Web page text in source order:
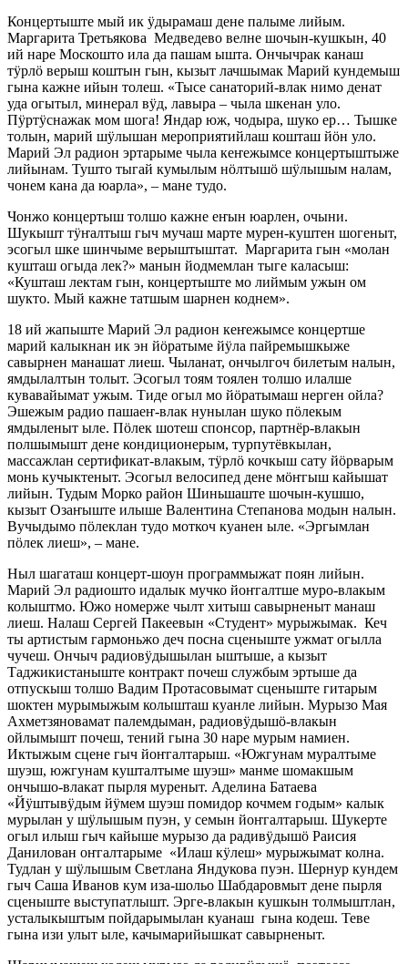
Концертыште мый ик ӱдырамаш дене палыме лийым.
Маргарита Третьякова Медведево велне шочын-кушкын, 40
ий наре Москошто ила да пашам ышта. Ончычрак канаш
тӱрлӧ верыш коштын гын, кызыт лачшымак Марий кундемыш
гына кажне ийын толеш. «Тысе санаторий-влак нимо денат
уда огытыл, минерал вӱд, лавыра – чыла шкенан уло.
Пӱртӱснажак мом шога! Яндар юж, чодыра, шуко ер… Тышке
толын, марий шӱлышан мероприятийлаш кошташ йӧн уло.
Марий Эл радион эртарыме чыла кеҥежымсе концертыштыже
лийынам. Тушто тыгай кумылым нӧлтышӧ шӱлышым налам,
чонем кана да юарла», – мане тудо.
Чонжо концертыш толшо кажне еҥын юарлен, очыни.
Шукышт тӱҥалтыш гыч мучаш марте мурен-куштен шогеныт,
эсогыл шке шинчыме верыштыштат. Маргарита гын «молан
кушташ огыда лек?» манын йодмемлан тыге каласыш:
«Кушташ лектам гын, концертыште мо лиймым ужын ом
шукто. Мый кажне татшым шарнен коднем».
18 ий жапыште Марий Эл радион кеҥежымсе концертше
марий калыкнан ик эн йӧратыме йӱла пайремышкыже
савырнен манашат лиеш. Чыланат, ончылгоч билетым налын,
ямдылалтын толыт. Эсогыл тоям тоялен толшо илалше
кувавайымат ужым. Тиде огыл мо йӧратымаш нерген ойла?
Эшежым радио пашаеҥ-влак нунылан шуко пӧлекым
ямдыленыт ыле. Пӧлек шотеш спонсор, партнёр-влакын
полшымышт дене кондиционерым, турпутёвкылан,
массажлан сертификат-влакым, тӱрлӧ кочкыш сату йӧрварым
монь кучыктеныт. Эсогыл велосипед дене мӧҥгыш кайышат
лийын. Тудым Морко район Шиньшаште шочын-кушшо,
кызыт Озаҥыште илыше Валентина Степанова модын налын.
Вучыдымо пӧлеклан тудо моткоч куанен ыле. «Эргымлан
пӧлек лиеш», – мане.
Ныл шагаташ концерт-шоун программыжат поян лийын.
Марий Эл радиошто идалык мучко йоҥгалтше муро-влакым
колыштмо. Южо номерже чылт хитыш савырненыт манаш
лиеш. Налаш Сергей Пакеевын «Студент» мурыжымак. Кеч
ты артистым гармоньжо деч посна сценыште ужмат огылла
чучеш. Ончыч радиовӱдышылан ыштыше, а кызыт
Таджикистаныште контракт почеш службым эртыше да
отпускыш толшо Вадим Протасовымат сценыште гитарым
шоктен мурымыжым колышташ куанле лийын. Мурызо Мая
Ахметзяновамат палемдыман, радиовӱдышӧ-влакын
ойлымышт почеш, тений гына 30 наре мурым намиен.
Иктыжым сцене гыч йоҥгалтарыш. «Южгунам муралтыме
шуэш, южгунам кушталтыме шуэш» манме шомакшым
ончышо-влакат пырля муреныт. Аделина Батаева
«Йӱштывӱдым йӱмем шуэш помидор кочмем годым» калык
мурылан у шӱлышым пуэн, у семын йоҥгалтарыш. Шукерте
огыл илыш гыч кайыше мурызо да радивӱдышӧ Раисия
Данилован оҥгалтарыме «Илаш кӱлеш» мурыжымат колна.
Тудлан у шӱлышым Светлана Яндукова пуэн. Шернур кундем
гыч Саша Иванов кум иза-шольо Шабдаровмыт дене пырля
сценыште выступатлышт. Эрге-влакын кушкын толмыштлан,
усталыкыштым пойдарымылан куанаш гына кодеш. Теве
гына изи улыт ыле, качымарийышкат савырненыт.